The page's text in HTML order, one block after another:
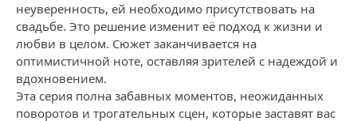
неуверенность, ей необходимо присутствовать на
свадьбе. Это решение изменит её подход к жизни и
любви в целом. Сюжет заканчивается на
оптимистичной ноте, оставляя зрителей с надеждой и
вдохновением.
Эта серия полна забавных моментов, неожиданных
поворотов и трогательных сцен, которые заставят вас